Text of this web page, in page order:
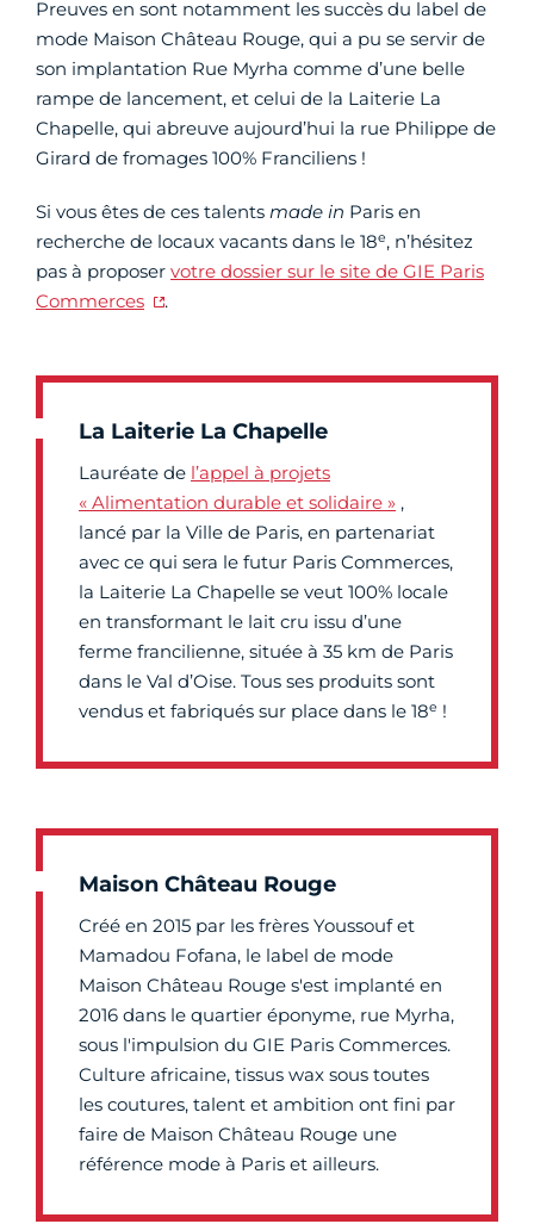
Preuves en sont notamment les succès du label de
mode Maison Château Rouge, qui a pu se servir de
son implantation Rue Myrha comme d’une belle
rampe de lancement, et celui de la Laiterie La
Chapelle, qui abreuve aujourd’hui la rue Philippe de
Girard de fromages 100% Franciliens !
Si vous êtes de ces talents made in Paris en
recherche de locaux vacants dans le 18e, n’hésitez
pas à proposer votre dossier sur le site de GIE Paris
Commerces
.
La Laiterie La Chapelle
Lauréate de l’appel à projets
« Alimentation durable et solidaire » ,
lancé par la Ville de Paris, en partenariat
avec ce qui sera le futur Paris Commerces,
la Laiterie La Chapelle se veut 100% locale
en transformant le lait cru issu d’une
ferme francilienne, située à 35 km de Paris
dans le Val d’Oise. Tous ses produits sont
vendus et fabriqués sur place dans le 18e !
Maison Château Rouge
Créé en 2015 par les frères Youssouf et
Mamadou Fofana, le label de mode
Maison Château Rouge s'est implanté en
2016 dans le quartier éponyme, rue Myrha,
sous l'impulsion du GIE Paris Commerces.
Culture africaine, tissus wax sous toutes
les coutures, talent et ambition ont fini par
faire de Maison Château Rouge une
référence mode à Paris et ailleurs.